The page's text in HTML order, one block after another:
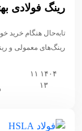
رینگ فولادی
تا‌به‌حال هنگام خرید
رینگ‌های معمولی و
۱۴۰۴ ۱۱
۱۳